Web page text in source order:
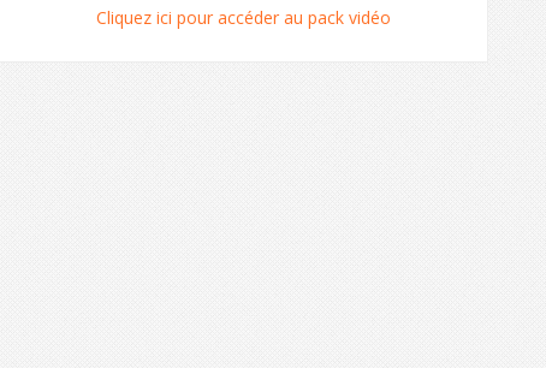
Cliquez ici pour accéder au pack vidéo